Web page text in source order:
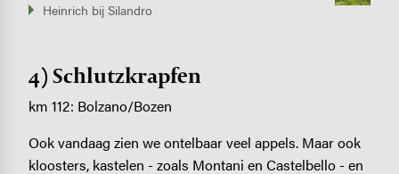
Heinrich bij Silandro
4) Schlutzkrapfen
km 112: Bolzano/Bozen
Ook vandaag zien we ontelbaar veel appels. Maar ook
kloosters, kastelen - zoals Montani en Castelbello - en